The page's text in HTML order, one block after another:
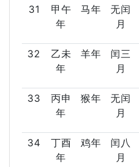
31
甲午
年
马年
无闰
月
32
乙未
年
羊年
闰三
月
33
丙申
年
猴年
无闰
月
34
丁酉
年
鸡年
闰八
月